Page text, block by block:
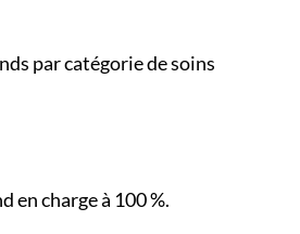
par catégorie de soins
en charge à 100 %.